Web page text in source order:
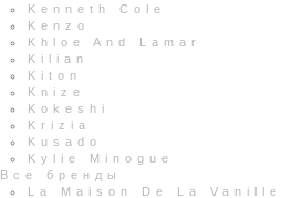
Kenneth Cole
Kenzo
Khloe And Lamar
Kilian
Kiton
Knize
Kokeshi
Krizia
Kusado
Kylie Minogue
Все бренды
La Maison De La Vanille